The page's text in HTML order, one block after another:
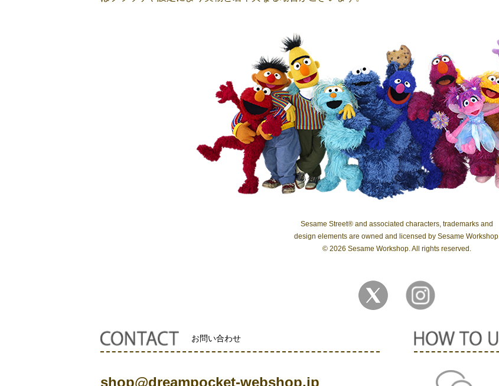
Sesame Street® and associated characters, trademarks and
design elements are owned and licensed by Sesame Workshop.
© 2026 Sesame Workshop. All rights reserved.
お問い合わせ
shop@dreampocket-webshop.jp